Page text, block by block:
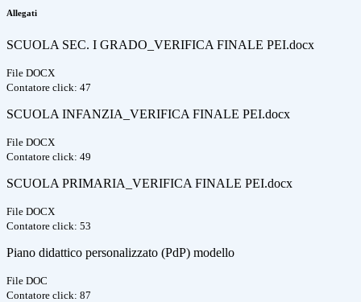
Allegati
SCUOLA SEC. I GRADO_VERIFICA FINALE PEI.docx
File DOCX
Contatore click: 47
SCUOLA INFANZIA_VERIFICA FINALE PEI.docx
File DOCX
Contatore click: 49
SCUOLA PRIMARIA_VERIFICA FINALE PEI.docx
File DOCX
Contatore click: 53
Piano didattico personalizzato (PdP) modello
File DOC
Contatore click: 87